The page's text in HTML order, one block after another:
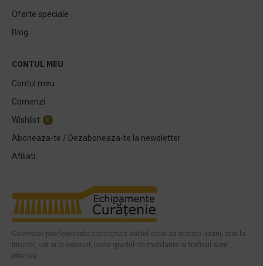
Oferte speciale
Blog
CONTUL MEU
Contul meu
Comenzi
Wishlist
0
Aboneaza-te / Dezaboneaza-te la newsletter
Afiliati
Covorase profesionale concepute astfel incat sa reziste uzurii, atat la
interior, cat si la exterior, unde gradul de murdarire si traficul sunt
intense.